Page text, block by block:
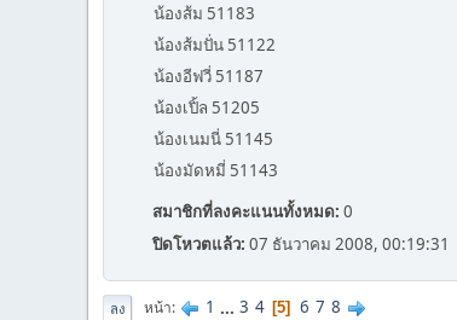
น้องส้ม 51183
น้องส้มปั่น 51122
น้องอีฟวี่ 51187
น้องเปิ้ล 51205
น้องเนมนี่ 51145
น้องมัดหมี่ 51143
สมาชิกที่ลงคะแนนทั้งหมด: 0
ปิดโหวตแล้ว: 07 ธันวาคม 2008, 00:19:31
ลง หน้า 1 ... 3 4 5 6 7 8